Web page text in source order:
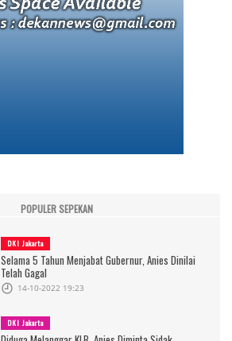
POPULER SEPEKAN
DKI Jakarta
Selama 5 Tahun Menjabat Gubernur, Anies Dinilai
Telah Gagal
14-10-2022 19:23
DKI Jakarta